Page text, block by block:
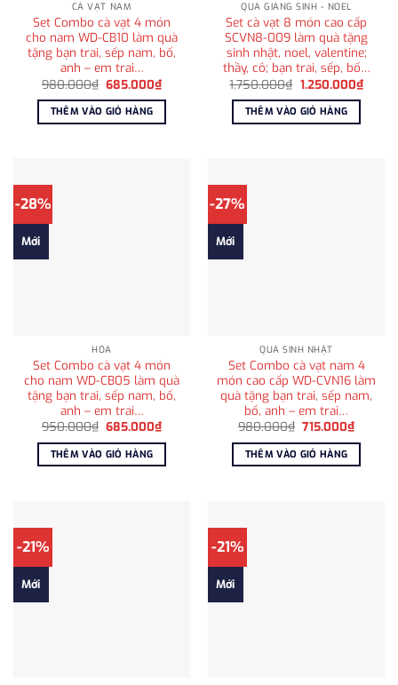
CÀ VẠT NAM
Set Combo cà vạt 4 món
cho nam WD-CB10 làm quà
tặng bạn trai, sếp nam, bố,
anh – em trai…
980.000₫ Giá
là:
980.000₫.
685.000₫Giá
hiện
tại
685.000₫.
THÊM VÀO GIỎ HÀNG
QUÀ GIÁNG SINH - NOEL
Set cà vạt 8 món cao cấp
SCVN8-009 làm quà tặng
sinh nhật, noel, valentine;
thầy, cô; bạn trai, sếp, bố…
1.750.000₫ Giá
là:
1.750.000₫.
1.250.000₫Giá
hiện
THÊM VÀO GIỎ HÀNG
-28%
Mới
HỎA
Set Combo cà vạt 4 món
cho nam WD-CB05 làm quà
tặng bạn trai, sếp nam, bố,
anh – em trai…
950.000₫ Giá
là:
950.000₫.
685.000₫Giá
hiện
tại
685.000₫.
THÊM VÀO GIỎ HÀNG
-27%
Mới
QUÀ SINH NHẬT
Set Combo cà vạt nam 4
món cao cấp WD-CVN16 làm
quà tặng bạn trai, sếp nam,
bố, anh – em trai…
980.000₫ Giá
là:
980.000₫.
715.000₫Giá
hiện
tại
THÊM VÀO GIỎ HÀNG
-21%
Mới
-21%
Mới